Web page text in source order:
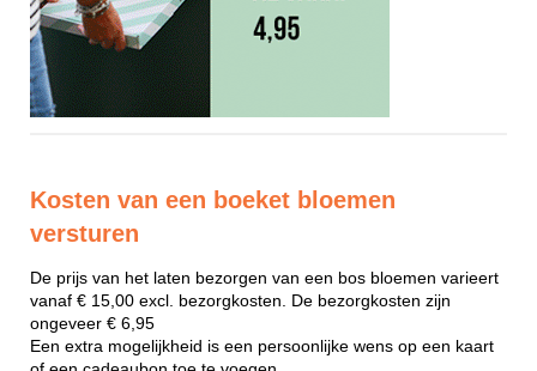
Kosten van een boeket bloemen
versturen
De prijs van het laten bezorgen van een bos bloemen varieert
vanaf € 15,00 excl. bezorgkosten. De bezorgkosten zijn
ongeveer € 6,95
Een extra mogelijkheid is een persoonlijke wens op een kaart